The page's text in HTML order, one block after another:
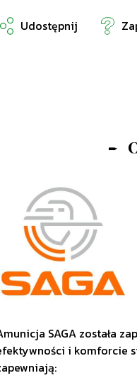
Udostępnij
SAGA została
i komforcie